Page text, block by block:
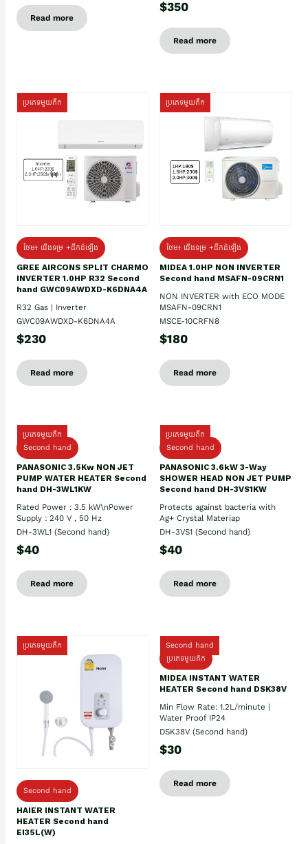
Read more
$350
Read more
ប្រភេទមួយតឹក
ថែម៖ ជើងទម្រ +ដឹកដំឡើង
GREE AIRCONS SPLIT CHARMO
INVERTER 1.0HP R32 Second
hand GWC09AWDXD-K6DNA4A
R32 Gas | Inverter
GWC09AWDXD-K6DNA4A
$230
Read more
ប្រភេទមួយតឹក
ថែម៖ ជើងទម្រ +ដឹកដំឡើង
MIDEA 1.0HP NON INVERTER
Second hand MSAFN-09CRN1
NON INVERTER with ECO MODE
MSAFN-09CRN1
MSCE-10CRFN8
$180
Read more
ប្រភេទមួយតឹក
Second hand
PANASONIC 3.5Kw NON JET
PUMP WATER HEATER Second
hand DH-3WL1KW
Rated Power : 3.5 kW\nPower
Supply : 240 V , 50 Hz
DH-3WL1 (Second hand)
$40
Read more
ប្រភេទមួយតឹក
Second hand
PANASONIC 3.6kW 3-Way
SHOWER HEAD NON JET PUMP
Second hand DH-3VS1KW
Protects against bacteria with
Ag+ Crystal Materiap
DH-3VS1 (Second hand)
$40
Read more
ប្រភេទមួយតឹក
Second hand
HAIER INSTANT WATER
HEATER Second hand
EI35L(W)
Second hand
ប្រភេទមួយតឹក
MIDEA INSTANT WATER
HEATER Second hand DSK38V
Min Flow Rate: 1.2L/minute |
Water Proof IP24
DSK38V (Second hand)
$30
Read more